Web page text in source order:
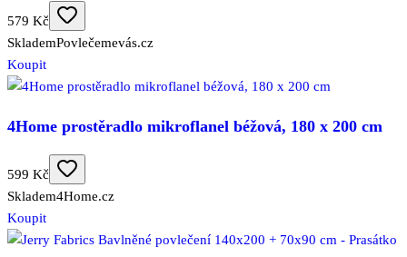
579 Kč
SklademPovlečemevás.cz
Koupit
4Home prostěradlo mikroflanel béžová, 180 x 200 cm
599 Kč
Skladem4Home.cz
Koupit